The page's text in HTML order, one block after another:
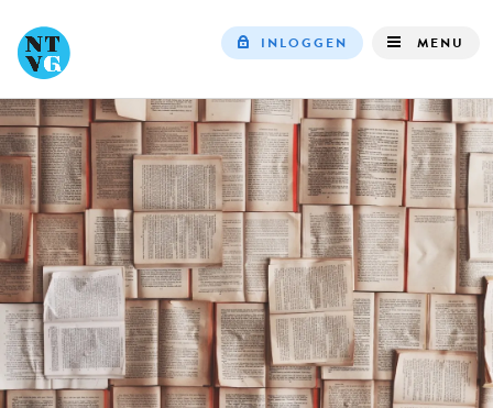
navigation
INLOGGEN MENU